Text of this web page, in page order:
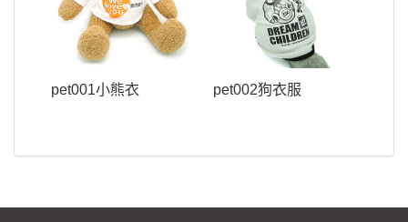
pet001小熊衣 pet002狗衣服